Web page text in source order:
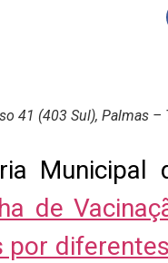
41 (403 Sul), Palmas
Municipal
de